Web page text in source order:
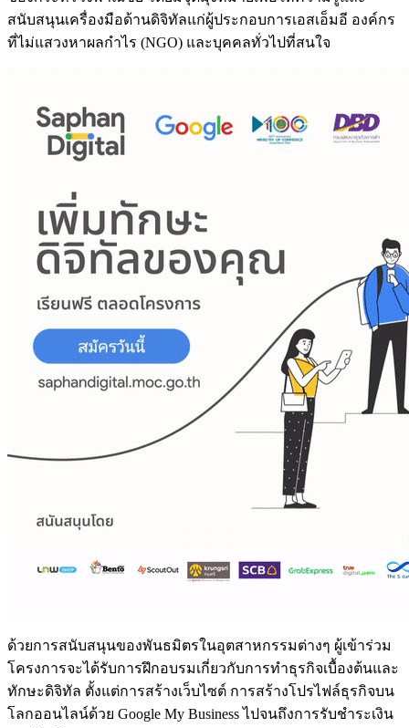
สนับสนุนเครื่องมือด้านดิจิทัลแก่ผู้ประกอบการเอสเอ็มอี องค์กร
ที่ไม่แสวงหาผลกำไร (NGO) และบุคคลทั่วไปที่สนใจ
ด้วยการสนับสนุนของพันธมิตรในอุตสาหกรรมต่างๆ ผู้เข้าร่วม
โครงการจะได้รับการฝึกอบรมเกี่ยวกับการทำธุรกิจเบื้องต้นและ
ทักษะดิจิทัล ตั้งแต่การสร้างเว็บไซต์ การสร้างโปรไฟล์ธุรกิจบน
โลกออนไลน์ด้วย Google My Business ไปจนถึงการรับชำระเงิน